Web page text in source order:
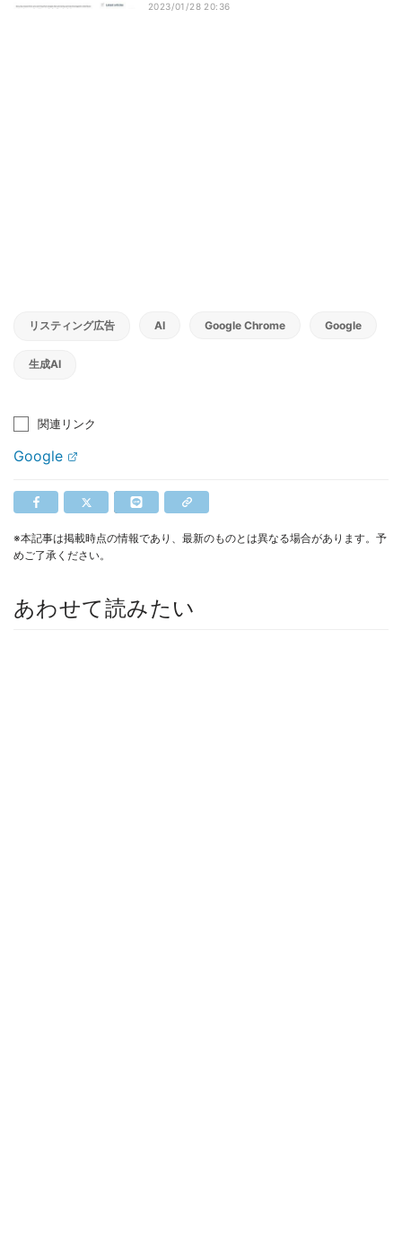
2023/01/28 20:36
リスティング広告 AI Google Chrome Google
生成AI
関連リンク
Google
※本記事は掲載時点の情報であり、最新のものとは異なる場合があります。予
めご了承ください。
あわせて読みたい